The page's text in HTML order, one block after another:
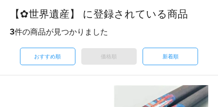
【✿世界遺産】 に登録されている商品
3件の商品が見つかりました
おすすめ順 価格順 新着順